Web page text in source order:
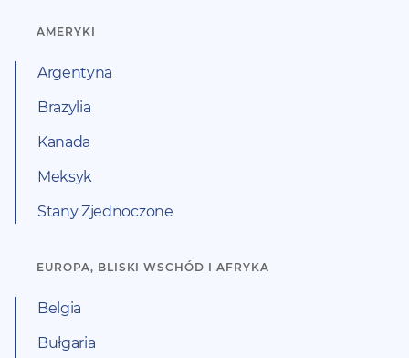
AMERYKI
Argentyna
Brazylia
Kanada
Meksyk
Stany Zjednoczone
EUROPA, BLISKI WSCHÓD I AFRYKA
Belgia
Bułgaria